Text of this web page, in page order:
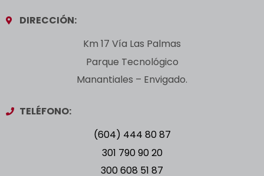
DIRECCIÓN:
Km 17 Vía Las Palmas
Parque Tecnológico
Manantiales – Envigado.
TELÉFONO:
(604) 444 80 87
301 790 90 20
300 608 51 87